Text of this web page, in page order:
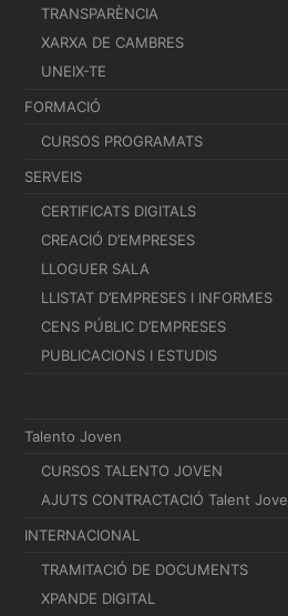
TRANSPARÈNCIA
XARXA DE CAMBRES
UNEIX-TE
FORMACIÓ
CURSOS PROGRAMATS
SERVEIS
CERTIFICATS DIGITALS
CREACIÓ D’EMPRESES
LLOGUER SALA
LLISTAT D’EMPRESES I INFORMES
CENS PÚBLIC D’EMPRESES
PUBLICACIONS I ESTUDIS
Talento Joven
CURSOS TALENTO JOVEN
AJUTS CONTRACTACIÓ Talent Jove
INTERNACIONAL
TRAMITACIÓ DE DOCUMENTS
XPANDE DIGITAL